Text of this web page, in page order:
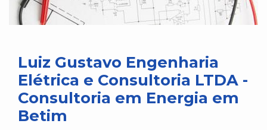
Luiz Gustavo Engenharia
Elétrica e Consultoria LTDA -
Consultoria em Energia em
Betim